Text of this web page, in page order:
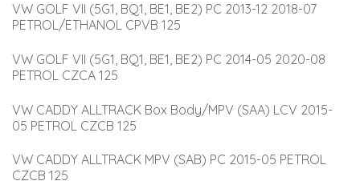
VW GOLF VII (5G1, BQ1, BE1, BE2) PC 2013-12 2018-07
PETROL/ETHANOL CPVB 125
VW GOLF VII (5G1, BQ1, BE1, BE2) PC 2014-05 2020-08
PETROL CZCA 125
VW CADDY ALLTRACK Box Body/MPV (SAA) LCV 2015-
05 PETROL CZCB 125
VW CADDY ALLTRACK MPV (SAB) PC 2015-05 PETROL
CZCB 125